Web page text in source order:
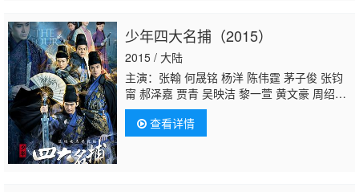
双 陈小纭 侯俊丞 Yun·Chen
少年四大名捕（2015）
2015 / 大陆
主演：张翰 何晟铭 杨洋 陈伟霆 茅子俊 张钧
甯 郝泽嘉 贾青 吴映洁 黎一萱 黄文豪 周绍
栋 白冰 韩栋 张檬 应昊茗 王海祥 姜尘 王
双 杨明娜马敬涵
彤 岳跃利 宗峰岩 黄宥明 陈小纭 刘鑫 孙彬
查看详情